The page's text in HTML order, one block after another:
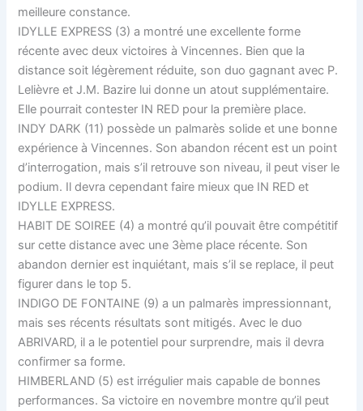
meilleure constance.
IDYLLE EXPRESS (3) a montré une excellente forme
récente avec deux victoires à Vincennes. Bien que la
distance soit légèrement réduite, son duo gagnant avec P.
Lelièvre et J.M. Bazire lui donne un atout supplémentaire.
Elle pourrait contester IN RED pour la première place.
INDY DARK (11) possède un palmarès solide et une bonne
expérience à Vincennes. Son abandon récent est un point
d’interrogation, mais s’il retrouve son niveau, il peut viser le
podium. Il devra cependant faire mieux que IN RED et
IDYLLE EXPRESS.
HABIT DE SOIREE (4) a montré qu’il pouvait être compétitif
sur cette distance avec une 3ème place récente. Son
abandon dernier est inquiétant, mais s’il se replace, il peut
figurer dans le top 5.
INDIGO DE FONTAINE (9) a un palmarès impressionnant,
mais ses récents résultats sont mitigés. Avec le duo
ABRIVARD, il a le potentiel pour surprendre, mais il devra
confirmer sa forme.
HIMBERLAND (5) est irrégulier mais capable de bonnes
performances. Sa victoire en novembre montre qu’il peut